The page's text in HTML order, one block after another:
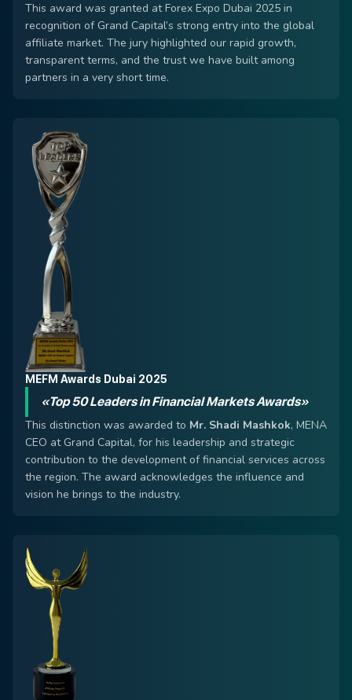
This award was granted at Forex Expo Dubai 2025 in
recognition of Grand Capital’s strong entry into the global
affiliate market. The jury highlighted our rapid growth,
transparent terms, and the trust we have built among
partners in a very short time.
MEFM Awards Dubai 2025
«Top 50 Leaders in Financial Markets Awards»
This distinction was awarded to Mr. Shadi Mashkok, MENA
CEO at Grand Capital, for his leadership and strategic
contribution to the development of financial services across
the region. The award acknowledges the influence and
vision he brings to the industry.